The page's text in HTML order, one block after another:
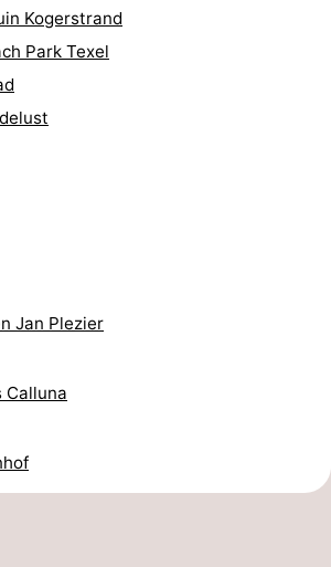
Kogerstrand
Park Texel
Jan Plezier
Calluna